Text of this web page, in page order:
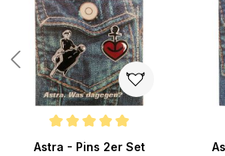
von 5 Sternen
Durchschnittliche Bewertung von 5 von
Astra - Pins 2er Set